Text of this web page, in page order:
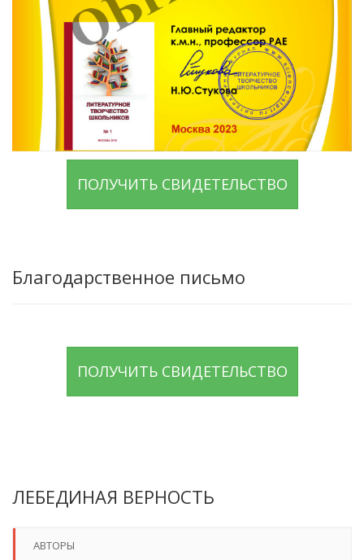
ПОЛУЧИТЬ СВИДЕТЕЛЬСТВО
Благодарственное письмо
ПОЛУЧИТЬ СВИДЕТЕЛЬСТВО
ЛЕБЕДИНАЯ ВЕРНОСТЬ
АВТОРЫ